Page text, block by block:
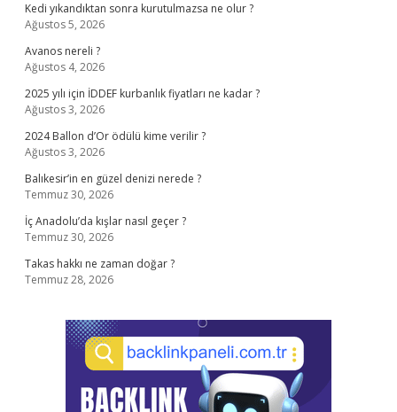
Kedi yıkandıktan sonra kurutulmazsa ne olur ?
Ağustos 5, 2026
Avanos nereli ?
Ağustos 4, 2026
2025 yılı için İDDEF kurbanlık fiyatları ne kadar ?
Ağustos 3, 2026
2024 Ballon d’Or ödülü kime verilir ?
Ağustos 3, 2026
Balıkesir’in en güzel denizi nerede ?
Temmuz 30, 2026
İç Anadolu’da kışlar nasıl geçer ?
Temmuz 30, 2026
Takas hakkı ne zaman doğar ?
Temmuz 28, 2026